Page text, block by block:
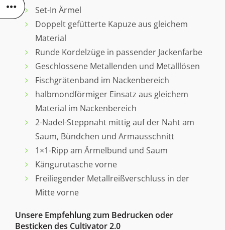
Set-In Ärmel
Doppelt gefütterte Kapuze aus gleichem
Material
Runde Kordelzüge in passender Jackenfarbe
Geschlossene Metallenden und Metalllösen
Fischgrätenband im Nackenbereich
halbmondförmiger Einsatz aus gleichem
Material im Nackenbereich
2-Nadel-Steppnaht mittig auf der Naht am
Saum, Bündchen und Armausschnitt
1×1-Ripp am Ärmelbund und Saum
Kängurutasche vorne
Freiliegender Metallreißverschluss in der
Mitte vorne
Unsere Empfehlung zum Bedrucken oder
Besticken des Cultivator 2.0